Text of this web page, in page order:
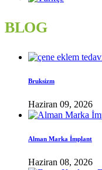
BLOG
Bruksizm
Haziran 09, 2026
Alman Marka İmplant
Haziran 08, 2026